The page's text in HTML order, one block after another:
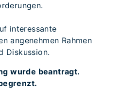
interessante
angenehmen Rahmen
Diskussion.
wurde beantragt.